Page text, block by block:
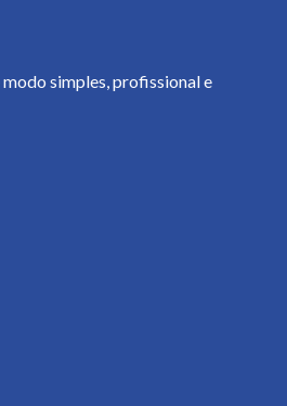
simples, profissional e